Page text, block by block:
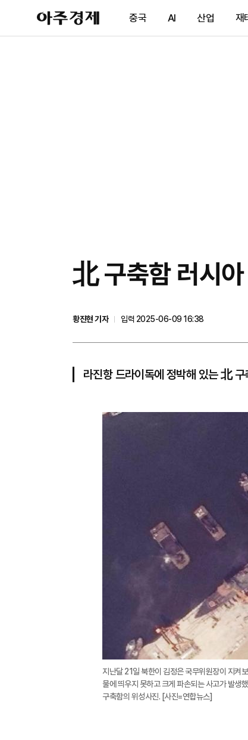
아
주
제
중국 AI 산업 재
北 구축함 러시아
황진현 기자
입력 2025-06-09 16:38
라진항 드라이독에 정박해 있는 北 구
지난달 21일 북한이 김정은 국무위원장이 지켜
물에 띄우지 못하고 크게 파손되는 사고가 발생
구축함의 위성사진. [사진=연합뉴스]